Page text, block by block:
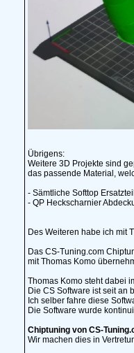
Übrigens:
Weitere 3D Projekte sind
das passende Material,
- Sämtliche Softtop
- QP Heckscharnier
Des Weiteren habe ich mit
Das CS-Tuning.com
mit Thomas Komo
Thomas Komo steht dabei
Die CS Software ist seit an
Ich selber fahre diese
Die Software wurde
Chiptuning von CS-
Wir machen dies in